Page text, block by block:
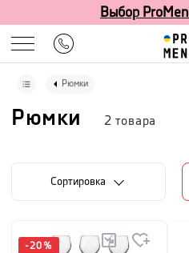
Выбор
Рюмки
Рюмки 2 товара
Cортировка
-20 %